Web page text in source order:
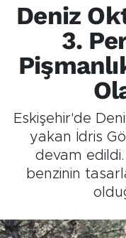
Deniz
3.
Eskişehir'de
yakan İdris
devam edildi.
benzinin